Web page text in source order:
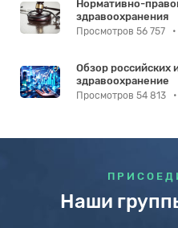
Нормативно-
здравоохранения
Просмотров 56 757 •
Обзор российских
здравоохранение
Просмотров 54 813 •
Наши